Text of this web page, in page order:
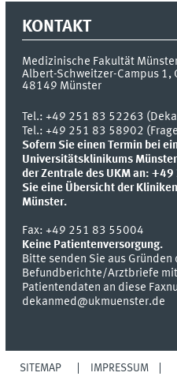
KONTAKT
Medizinische Fakultät
Albert-Schweitzer-Campus 1,
48149 Münster
Tel.:+49 251 83 52263
Tel.: +49 251 83 58902
Sofern Sie einen Termin bei
Universitätsklinikums
der Zentrale des UKM an:
Sie eine Übersicht der
Münster.
Fax:+49 251 83 55004
Keine Patientenversorgung.
Bitte senden Sie aus
Befundberichte/Arztbriefe
Patientendaten an diese
dekanmed@ukmuenster.de
SITEMAP IMPRESSUM